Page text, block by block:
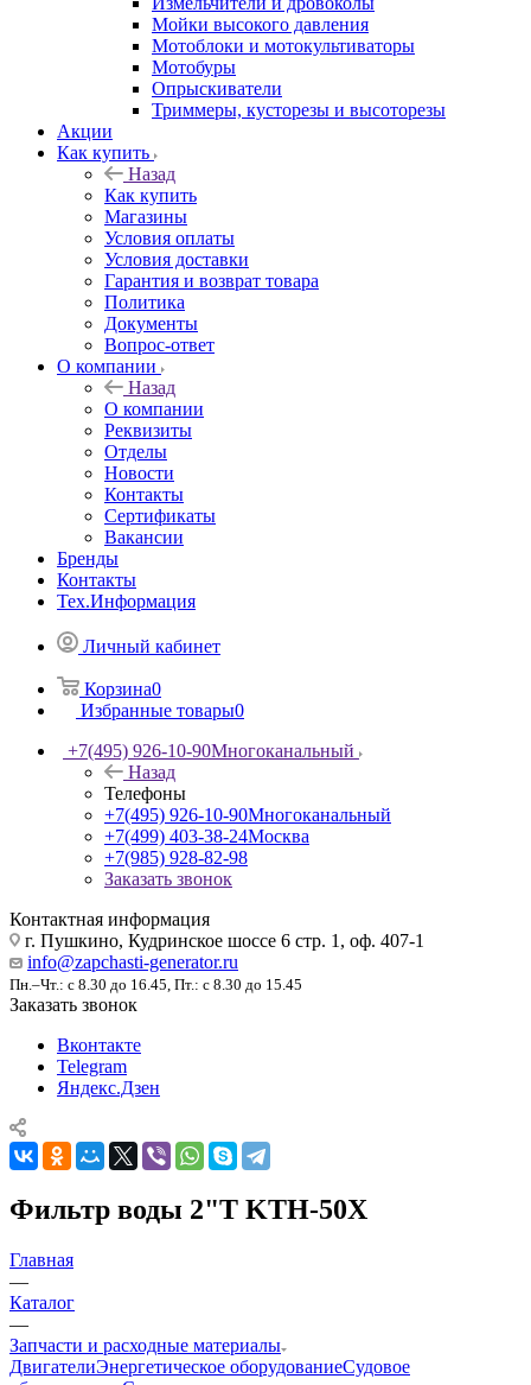
Мойки высокого давления
Мотоблоки и мотокультиваторы
Мотобуры
Опрыскиватели
Триммеры, кусторезы и высоторезы
Акции
Как купить
Назад
Как купить
Магазины
Условия оплаты
Условия доставки
Гарантия и возврат товара
Политика
Документы
Вопрос-ответ
О компании
Назад
О компании
Реквизиты
Отделы
Новости
Контакты
Сертификаты
Вакансии
Бренды
Контакты
Тех.Информация
Личный кабинет
Корзина0
Избранные товары0
+7(495) 926-10-90Многоканальный
Назад
Телефоны
+7(495) 926-10-90Многоканальный
+7(499) 403-38-24Москва
+7(985) 928-82-98
Заказать звонок
Контактная информация
г. Пушкино, Кудринское шоссе 6 стр. 1, оф. 407-1
info@zapchasti-generator.ru
Пн.–Чт.: с 8.30 до 16.45, Пт.: с 8.30 до 15.45
Заказать звонок
Вконтакте
Telegram
Яндекс.Дзен
Фильтр воды 2"T KTH-50X
Главная
—
Каталог
—
Запчасти и расходные материалы
ДвигателиЭнергетическое оборудованиеСудовое